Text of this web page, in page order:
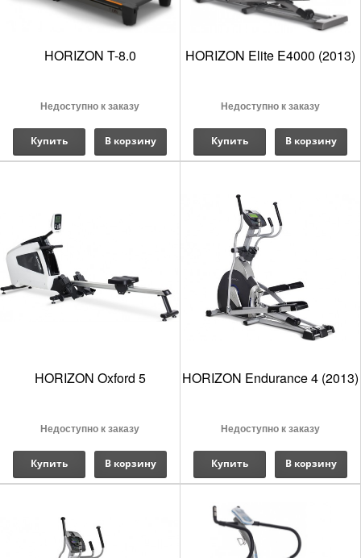
HORIZON T-8.0
Недоступно к заказу
Купить В корзину
HORIZON Elite E4000 (2013)
Недоступно к заказу
Купить В корзину
HORIZON Oxford 5
Недоступно к заказу
Купить В корзину
HORIZON Endurance 4 (2013)
Недоступно к заказу
Купить В корзину